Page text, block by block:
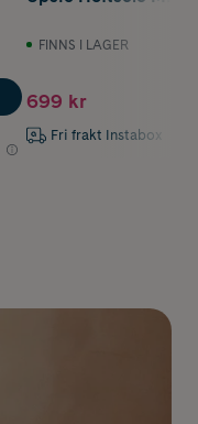
FINNS I LAGER
699 kr
Fri frakt Instabox